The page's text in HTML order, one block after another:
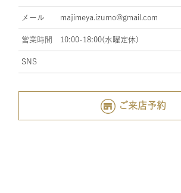
メール majimeya.izumo@gmail.com
営業時間 10:00-18:00(水曜定休)
SNS
ご来店予約